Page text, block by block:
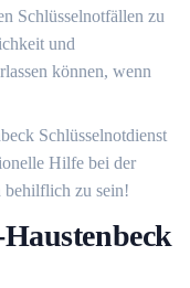
Schlüsselnotfällen zu
und
können, wenn
Schlüsselnotdienst
Hilfe bei der
behilflich zu sein!